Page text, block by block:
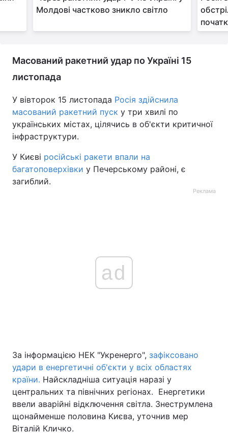
Молдові частково зникло світло
Масований ракетний удар по Україні 15
листопада
У вівторок 15 листопада Росія здійснила
масований ракетний пуск у три хвилі по
українських містах, цілячись в об'єкти критичної
інфраструктури.
У Києві російські ракети впали на
багатоповерхівки у Печерському районі, є
загиблий.
Реклама
ad
За інформацією НЕК "Укренерго", зафіксовано
удари в енергетичні об'єкти у всіх областях
країни. Найскладніша ситуація наразі у
центральних та північних регіонах. Енергетики
ввели аварійні відключення світла. Знеструмлена
щонайменше половина Києва, уточнив мер
Віталій Кличко.